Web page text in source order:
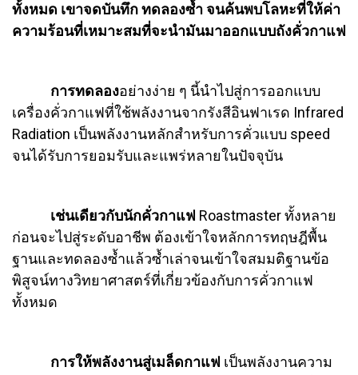
ทั้งหมด เขาจดบันทึก ทดลองซ้ำ จนค้นพบโลหะที่ให้ค่า
ความร้อนที่เหมาะสมที่จะนำมันมาออกแบบถังคั่วกาแฟ
การทดลองอย่างง่าย ๆ นี้นำไปสู่การออกแบบ
เครื่องคั่วกาแฟที่ใช้พลังงานจากรังสีอินฟาเรด Infrared
Radiation เป็นพลังงานหลักสำหรับการคั่วแบบ speed
จนได้รับการยอมรับและแพร่หลายในปัจจุบัน
เช่นเดียวกับนักคั่วกาแฟ Roastmaster ทั้งหลาย
ก่อนจะไปสู่ระดับอาชีพ ต้องเข้าใจหลักการทฤษฎีพื้น
ฐานและทดลองซ้ำแล้วซ้ำเล่าจนเข้าใจสมมติฐานข้อ
พิสูจน์ทางวิทยาศาสตร์ที่เกี่ยวข้องกับการคั่วกาแฟ
ทั้งหมด
การให้พลังงานสู่เมล็ดกาแฟ เป็นพลังงานความ